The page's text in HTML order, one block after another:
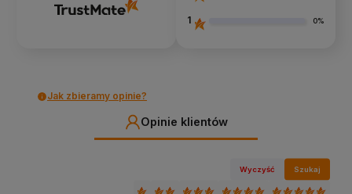
1 0%
Jak zbieramy opinie?
Opinie klientów
Wyczyść Szukaj